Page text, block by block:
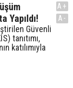
Yapıldı!
Güvenli
tanıtımı,
katılımıyla
A+
A-